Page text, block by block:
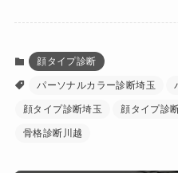
顔タイプ診断
パーソナルカラー診断埼玉
顔タイプ診断埼玉 顔タイプ診
骨格診断川越